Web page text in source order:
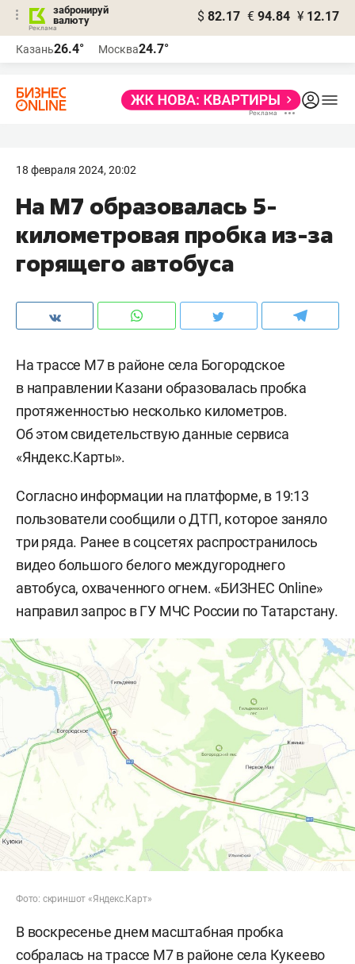
забронируй
валюту
$ 82.17 € 94.84 ¥ 12.17
Казань26.4° Москва24.7°
18 февраля 2024, 20:02
На М7 образовалась 5-
километровая пробка из-за
горящего автобуса
На трассе М7 в районе села Богородское
в направлении Казани образовалась пробка
протяженностью несколько километров.
Об этом свидетельствую данные сервиса
«Яндекс.Карты».
Согласно информации на платформе, в 19:13
пользователи сообщили о ДТП, которое заняло
три ряда. Ранее в соцсетях распространилось
видео большого белого междугороднего
автобуса, охваченного огнем. «БИЗНЕС Online»
направил запрос в ГУ МЧС России по Татарстану.
Фото: скриншот «Яндекс.Карт»
В воскресенье днем масштабная пробка
собралась на трассе М7 в районе села Кукеево